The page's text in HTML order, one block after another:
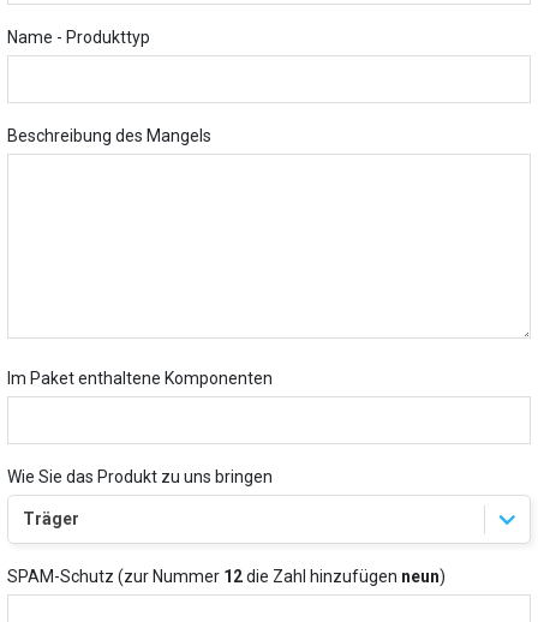
Name - Produkttyp
Beschreibung des Mangels
Im Paket enthaltene Komponenten
Wie Sie das Produkt zu uns bringen
SPAM-Schutz (zur Nummer 12die Zahl hinzufügen neun)